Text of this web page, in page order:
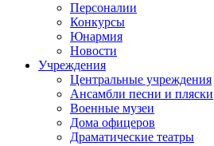
Персоналии
Конкурсы
Юнармия
Новости
Учреждения
Центральные учреждения
Ансамбли песни и пляски
Военные музеи
Дома офицеров
Драматические театры